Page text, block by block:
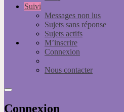
Suivi
Messages non lus
Sujets sans réponse
Sujets actifs
M’inscrire
Connexion
Nous contacter
Connexion